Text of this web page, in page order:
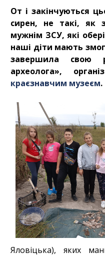
От і закінчуються
сирен, не такі, як
мужнім ЗСУ, які
наші діти мають
завершила свою
археолога»,
краєзнавчим музеєм.
Яловіцька), яких